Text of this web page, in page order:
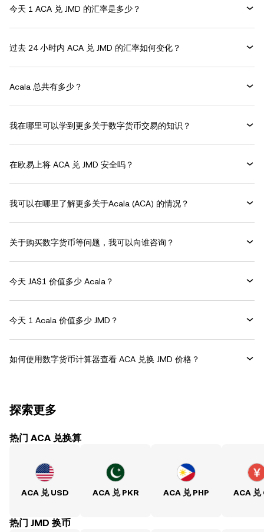
今天 1 ACA 兑 JMD 的汇率是多少？
过去 24 小时内 ACA 兑 JMD 的汇率如何变化？
Acala 总共有多少？
我在哪里可以学到更多关于数字货币交易的知识？
在欧易上将 ACA 兑 JMD 安全吗？
我可以在哪里了解更多关于Acala (ACA) 的情况？
关于购买数字货币等问题，我可以向谁咨询？
今天 JA$1 价值多少 Acala？
今天 1 Acala 价值多少 JMD？
如何使用数字货币计算器查看 ACA 兑换 JMD 价格？
探索更多
热门 ACA 兑换算
ACA 兑 USD ACA 兑 PKR ACA 兑 PHP ACA 兑
热门 JMD 换币